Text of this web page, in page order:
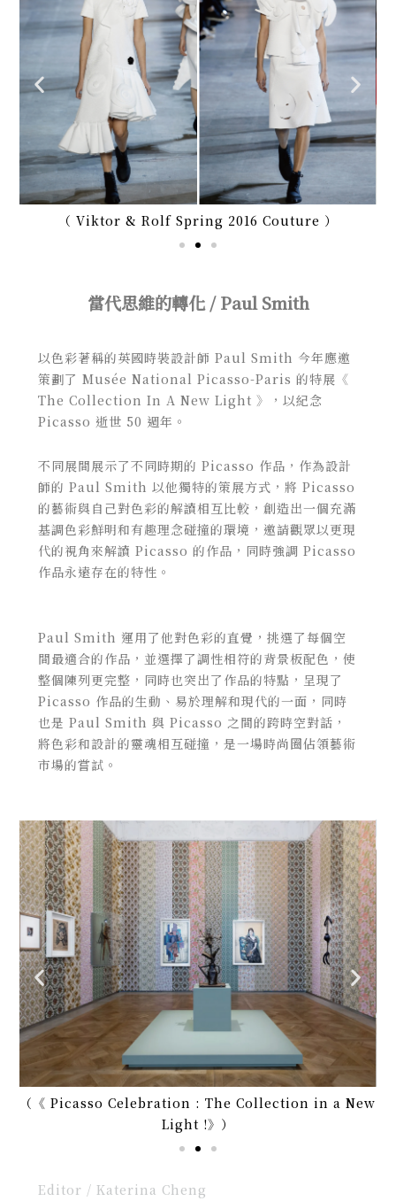
（ Viktor & Rolf Spring 2016 Couture ）
當代思維的轉化 / Paul Smith
以色彩著稱的英國時裝設計師 Paul Smith 今年應邀
策劃了 Musée National Picasso-Paris 的特展《
The Collection In A New Light 》，以紀念
Picasso 逝世 50 週年。
不同展間展示了不同時期的 Picasso 作品，作為設計
師的 Paul Smith 以他獨特的策展方式，將 Picasso
的藝術與自己對色彩的解讀相互比較，創造出一個充滿
基調色彩鮮明和有趣理念碰撞的環境，邀請觀眾以更現
代的視角來解讀 Picasso 的作品，同時強調 Picasso
作品永遠存在的特性。
Paul Smith 運用了他對色彩的直覺，挑選了每個空
間最適合的作品，並選擇了調性相符的背景板配色，使
整個陳列更完整，同時也突出了作品的特點，呈現了
Picasso 作品的生動、易於理解和現代的一面，同時
也是 Paul Smith 與 Picasso 之間的跨時空對話，
將色彩和設計的靈魂相互碰撞，是一場時尚圈佔領藝術
市場的嘗試。
（《 Picasso Celebration : The Collection in a New
Light !》）
Editor / Katerina Cheng